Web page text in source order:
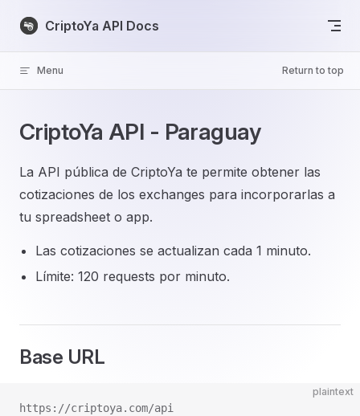
Skip to content
CriptoYa API Docs
Menu Return to top
CriptoYa API - Paraguay
La API pública de CriptoYa te permite obtener las
cotizaciones de los exchanges para incorporarlas a
tu spreadsheet o app.
Las cotizaciones se actualizan cada 1 minuto.
Límite: 120 requests por minuto.
Base URL
plaintext
https://criptoya.com/api